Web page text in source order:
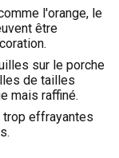
l'orange, le
être
sur le porche
de tailles
mais raffiné.
trop effrayantes